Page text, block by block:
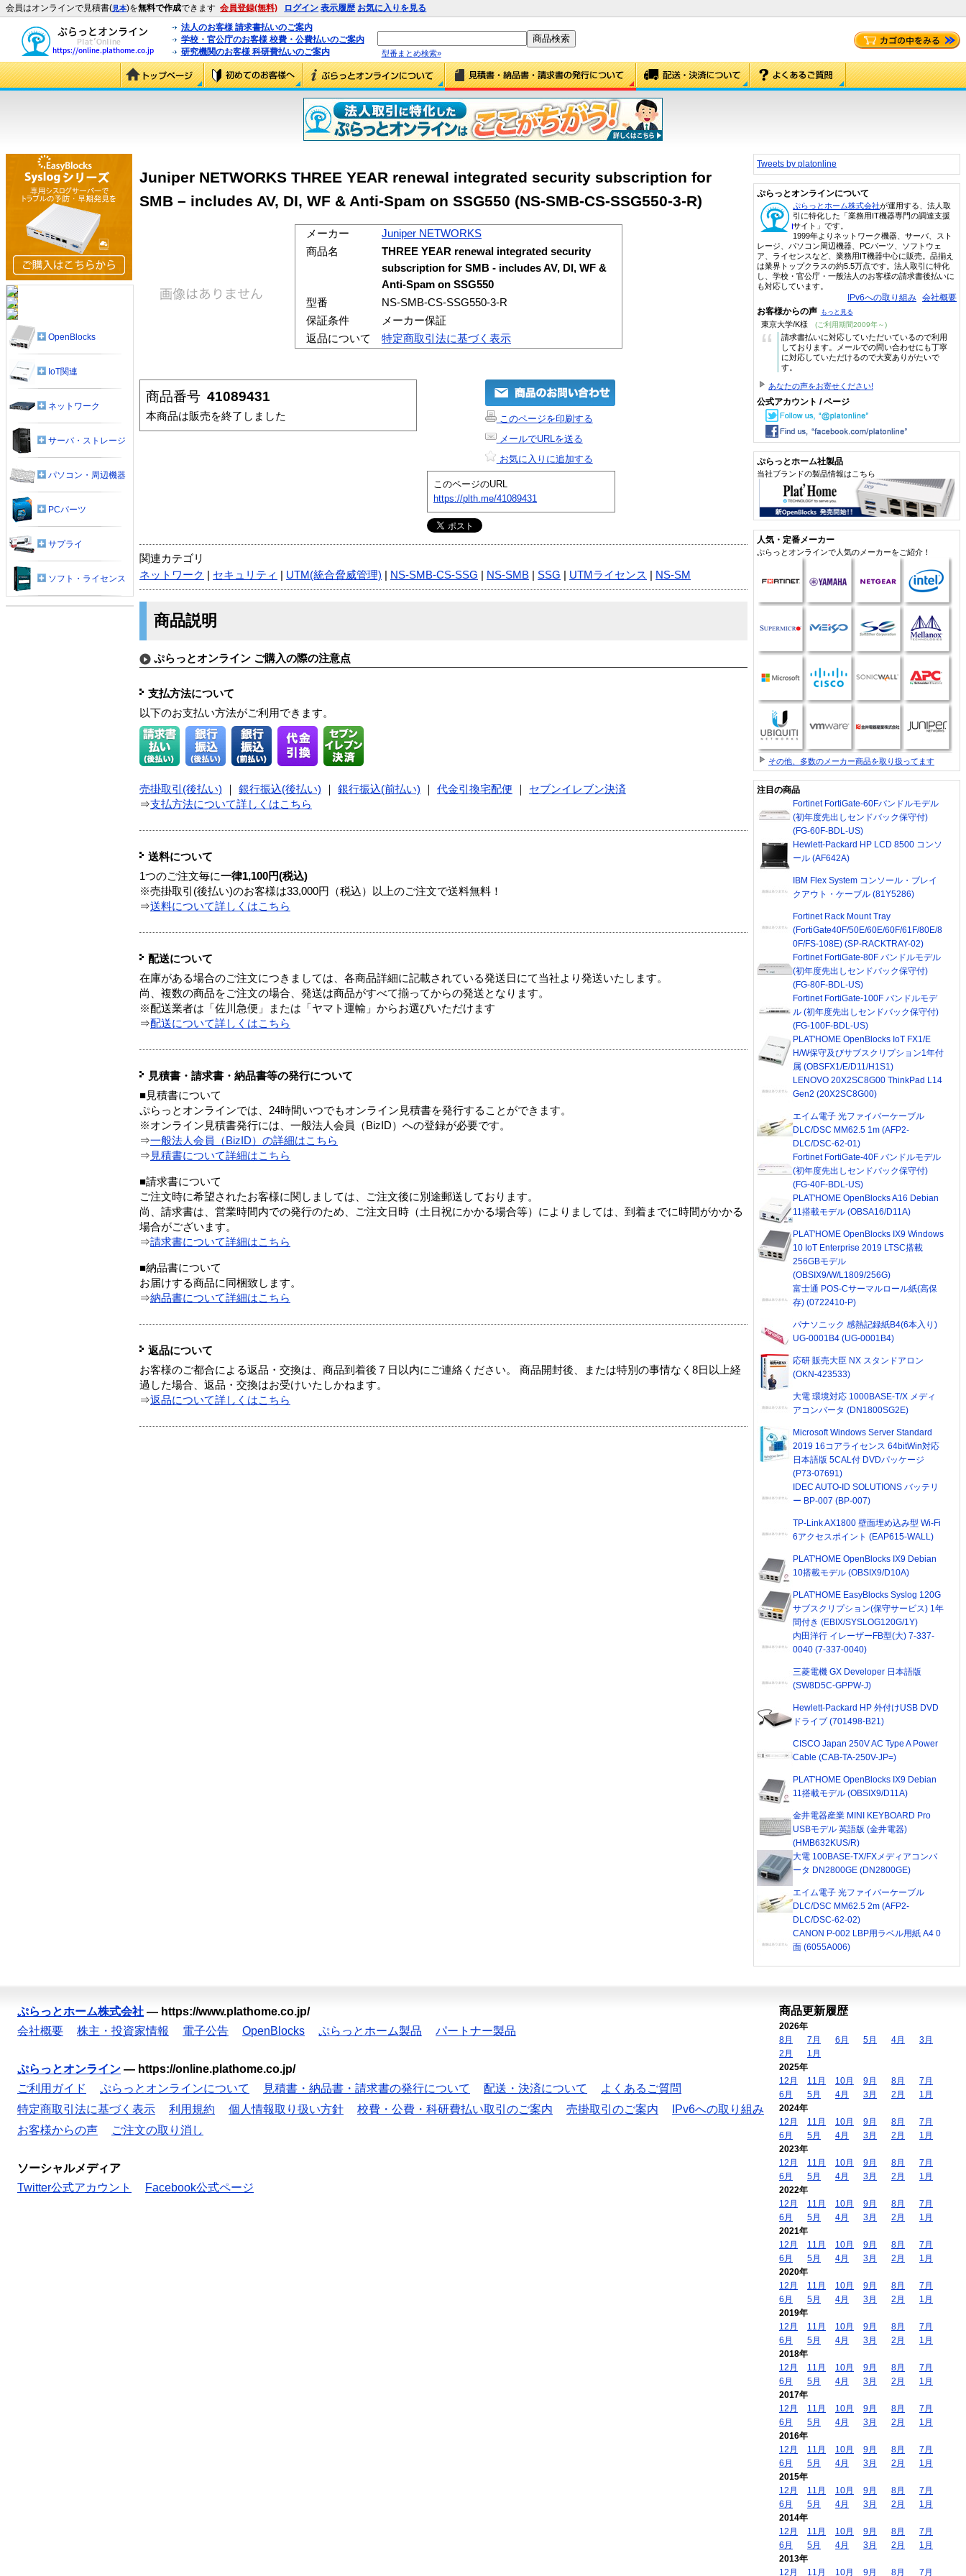
会員はオンラインで見積書(見本)を無料で作成できます 会員登録(無料) ログイン 表示履歴 お気に入りを見る
法人のお客様 請求書払いのご案内
学校・官公庁のお客様 校費・公費払いのご案内
研究機関のお客様 科研費払いのご案内
型番まとめ検索»
Juniper NETWORKS THREE YEAR renewal integrated security subscription for
SMB – includes AV, DI, WF & Anti-Spam on SSG550 (NS-SMB-CS-SSG550-3-R)
メーカー
Juniper NETWORKS
商品名
THREE YEAR renewal integrated security
subscription for SMB - includes AV, DI, WF &
Anti-Spam on SSG550
型番
NS-SMB-CS-SSG550-3-R
保証条件
メーカー保証
返品について
特定商取引法に基づく表示
商品番号 41089431
本商品は販売を終了しました
このページを印刷する
メールでURLを送る
お気に入りに追加する
このページのURL
https://plth.me/41089431
関連カテゴリ
ネットワーク
セキュリティ UTM(統合脅威管理) NS-SMB-CS-SSG NS-SMB SSG UTMライセンス NS-SM
商品説明
ぷらっとオンライン ご購入の際の注意点
支払方法について
以下のお支払い方法がご利用できます。
売掛取引(後払い) 銀行振込(後払い) 銀行振込(前払い) 代金引換宅配便
セブンイレブン決済
⇒支払方法について詳しくはこちら
送料について
1つのご注文毎に一律1,100円(税込)
※売掛取引(後払い)のお客様は33,000円（税込）以上のご注文で送料無料！
⇒送料について詳しくはこちら
配送について
在庫がある場合のご注文につきましては、各商品詳細に記載されている発送日にて当社より発送いたします。
尚、複数の商品をご注文の場合、発送は商品がすべて揃ってからの発送となります。
※配送業者は「佐川急便」または「ヤマト運輸」からお選びいただけます
⇒配送について詳しくはこちら
見積書・請求書・納品書等の発行について
■見積書について
ぷらっとオンラインでは、24時間いつでもオンライン見積書を発行することができます。
※オンライン見積書発行には、一般法人会員（BizID）への登録が必要です。
⇒一般法人会員（BizID）の詳細はこちら
⇒ 見積書について詳細はこちら
■請求書について
ご注文時に希望されたお客様に関しましては、ご注文後に別途郵送しております。
尚、請求書は、営業時間内での発行のため、ご注文日時（土日祝にかかる場合等）によりましては、到着までに時間がかかる
場合がございます。
⇒請求書について詳細はこちら
■納品書について
お届けする商品に同梱致します。
⇒納品書について詳細はこちら
返品について
お客様のご都合による返品・交換は、商品到着後７日以内にご連絡ください。 商品開封後、または特別の事情なく8日以上経
過した場合、返品・交換はお受けいたしかねます。
⇒返品について詳しくはこちら
OpenBlocks
IoT関連
ネットワーク
サーバ・ストレージ
パソコン・周辺機器
PCパーツ
サプライ
ソフト・ライセンス
Tweets by platonline
ぷらっとオンラインについて
ぷらっとホーム株式会社が運用する、法人取
引に特化した「業務用IT機器専門の調達支援
サイト」です。
1999年よりネットワーク機器、サーバ、スト
レージ、パソコン周辺機器、PCパーツ、ソフトウェ
ア、ライセンスなど、業務用IT機器中心に販売。品揃え
は業界トップクラスの約5.5万点です。法人取引に特化
し、学校・官公庁・一般法人のお客様の請求書後払いに
も対応しています。
IPv6への取り組み 会社概要
お客様からの声 もっと見る
東京大学/K様 (ご利用期間2009年～)
“
請求書払いに対応していただいているので利用
しております。メールでの問い合わせにも丁寧
に対応していただけるので大変ありがたいで
す。
あなたの声をお寄せください!
公式アカウント / ページ
ぷらっとホーム社製品
当社ブランドの製品情報はこちら
人気・定番メーカー
ぷらっとオンラインで人気のメーカーをご紹介！
その他、多数のメーカー商品を取り扱ってます
注目の商品
Fortinet FortiGate-60Fバンドルモデル
(初年度先出しセンドバック保守付)
(FG-60F-BDL-US)
Hewlett-Packard HP LCD 8500 コンソ
ール (AF642A)
IBM Flex System コンソール・ブレイ
クアウト・ケーブル (81Y5286)
Fortinet Rack Mount Tray
(FortiGate40F/50E/60E/60F/61F/80E/8
0F/FS-108E) (SP-RACKTRAY-02)
Fortinet FortiGate-80F バンドルモデル
(初年度先出しセンドバック保守付)
(FG-80F-BDL-US)
Fortinet FortiGate-100F バンドルモデ
ル (初年度先出しセンドバック保守付)
(FG-100F-BDL-US)
PLAT'HOME OpenBlocks IoT FX1/E
H/W保守及びサブスクリプション1年付
属 (OBSFX1/E/D11/H1S1)
LENOVO 20X2SC8G00 ThinkPad L14
Gen2 (20X2SC8G00)
エイム電子 光ファイバーケーブル
DLC/DSC MM62.5 1m (AFP2-
DLC/DSC-62-01)
Fortinet FortiGate-40F バンドルモデル
(初年度先出しセンドバック保守付)
(FG-40F-BDL-US)
PLAT'HOME OpenBlocks A16 Debian
11搭載モデル (OBSA16/D11A)
PLAT'HOME OpenBlocks IX9 Windows
10 IoT Enterprise 2019 LTSC搭載
256GBモデル
(OBSIX9/W/L1809/256G)
富士通 POS-Cサーマルロール紙(高保
存) (0722410-P)
パナソニック 感熱記録紙B4(6本入り)
UG-0001B4 (UG-0001B4)
応研 販売大臣 NX スタンドアロン
(OKN-423533)
大電 環境対応 1000BASE-T/X メディ
アコンバータ (DN1800SG2E)
Microsoft Windows Server Standard
2019 16コアライセンス 64bitWin対応
日本語版 5CAL付 DVDパッケージ
(P73-07691)
IDEC AUTO-ID SOLUTIONS バッテリ
ー BP-007 (BP-007)
TP-Link AX1800 壁面埋め込み型 Wi-Fi
6アクセスポイント (EAP615-WALL)
PLAT'HOME OpenBlocks IX9 Debian
10搭載モデル (OBSIX9/D10A)
PLAT'HOME EasyBlocks Syslog 120G
サブスクリプション(保守サービス) 1年
間付き (EBIX/SYSLOG120G/1Y)
内田洋行 イレーザーFB型(大) 7-337-
0040 (7-337-0040)
三菱電機 GX Developer 日本語版
(SW8D5C-GPPW-J)
Hewlett-Packard HP 外付けUSB DVD
ドライブ (701498-B21)
CISCO Japan 250V AC Type A Power
Cable (CAB-TA-250V-JP=)
PLAT'HOME OpenBlocks IX9 Debian
11搭載モデル (OBSIX9/D11A)
金井電器産業 MINI KEYBOARD Pro
USBモデル 英語版 (金井電器)
(HMB632KUS/R)
大電 100BASE-TX/FXメディアコンバ
ータ DN2800GE (DN2800GE)
エイム電子 光ファイバーケーブル
DLC/DSC MM62.5 2m (AFP2-
DLC/DSC-62-02)
CANON P-002 LBP用ラベル用紙 A4 0
面 (6055A006)
ぷらっとホーム株式会社 — https://www.plathome.co.jp/
会社概要
株主・投資家情報 電子公告 OpenBlocks ぷらっとホーム製品 パートナー製品
ぷらっとオンライン — https://online.plathome.co.jp/
ご利用ガイド
ぷらっとオンラインについて 見積書・納品書・請求書の発行について 配送・決済について
よくあるご質問
特定商取引法に基づく表示
利用規約 個人情報取り扱い方針 校費・公費・科研費払い取引のご案内 売掛取引のご案内
IPv6への取り組み
お客様からの声
ご注文の取り消し
ソーシャルメディア
Twitter公式アカウント
Facebook公式ページ
商品更新履歴
2026年
8月
7月 6月 5月 4月
3月
2月
1月
2025年
12月
11月 10月 9月 8月
7月
6月
5月 4月 3月 2月
1月
2024年
12月
11月 10月 9月 8月
7月
6月
5月 4月 3月 2月
1月
2023年
12月
11月 10月 9月 8月
7月
6月
5月 4月 3月 2月
1月
2022年
12月
11月 10月 9月 8月
7月
6月
5月 4月 3月 2月
1月
2021年
12月
11月 10月 9月 8月
7月
6月
5月 4月 3月 2月
1月
2020年
12月
11月 10月 9月 8月
7月
6月
5月 4月 3月 2月
1月
2019年
12月
11月 10月 9月 8月
7月
6月
5月 4月 3月 2月
1月
2018年
12月
11月 10月 9月 8月
7月
6月
5月 4月 3月 2月
1月
2017年
12月
11月 10月 9月 8月
7月
6月
5月 4月 3月 2月
1月
2016年
12月
11月 10月 9月 8月
7月
6月
5月 4月 3月 2月
1月
2015年
12月
11月 10月 9月 8月
7月
6月
5月 4月 3月 2月
1月
2014年
12月
11月 10月 9月 8月
7月
6月
5月 4月 3月 2月
1月
2013年
12月
11月 10月 9月 8月 7月